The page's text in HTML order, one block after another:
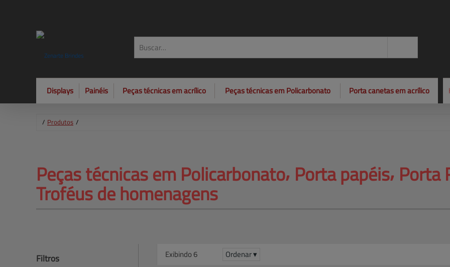
Displays Painéis Peças técnicas em acrílico Peças técnicas em Policarbonato Porta canetas em acrílico
/ Produtos /
Peças técnicas em Policarbonato⸴ Porta papéis⸴ Porta
Troféus de homenagens
Filtros Exibindo 6 Ordenar ▾